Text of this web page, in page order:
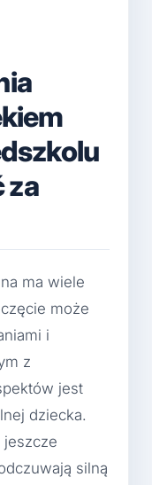
za
ma wiele
może
i
z
jest
dziecka.
jeszcze
silną